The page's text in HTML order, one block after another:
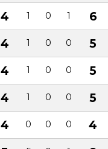
4 1 0 1
6
4 1 0 0
5
4 1 0 0
5
4 1 0 0
5
4 0 0 0
4